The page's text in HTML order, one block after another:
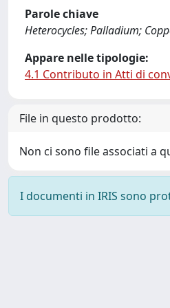
Parole chiave
Heterocycles; Palladium;
Appare nelle tipologie:
4.1 Contributo in Atti di
File in questo prodotto:
Non ci sono file associati a
I documenti in IRIS sono